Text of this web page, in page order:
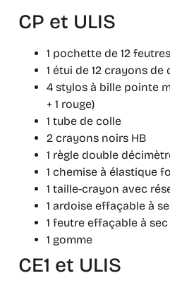
CP et ULIS
1 pochette de 12
1 étui de 12 crayons de
4 stylos à bille pointe
+ 1 rouge)
1 tube de colle
2 crayons noirs HB
1 règle double
1 chemise à élastique
1 taille-crayon avec
1 ardoise effaçable à
1 feutre effaçable à sec
1 gomme
CE1 et ULIS